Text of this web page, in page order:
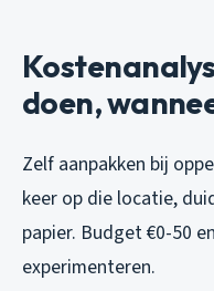
doen,
Zelf aanpakken bij
keer op die locatie,
papier. Budget €0-50
experimenteren.